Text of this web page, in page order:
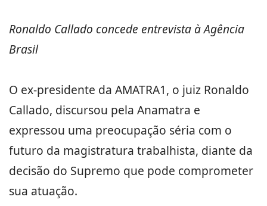
Ronaldo Callado concede entrevista à Agência
Brasil
O ex-presidente da AMATRA1, o juiz Ronaldo
Callado, discursou pela Anamatra e
expressou uma preocupação séria com o
futuro da magistratura trabalhista, diante da
decisão do Supremo que pode comprometer
sua atuação.